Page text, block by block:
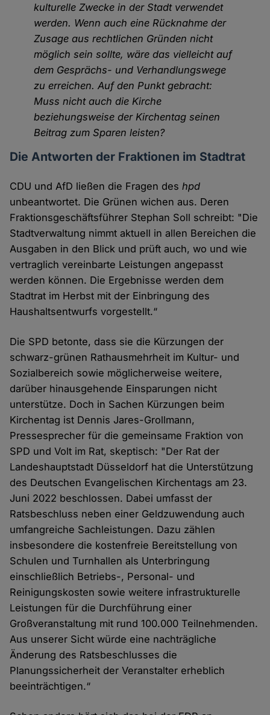
kulturelle Zwecke in der Stadt verwendet
werden. Wenn auch eine Rücknahme der
Zusage aus rechtlichen Gründen nicht
möglich sein sollte, wäre das vielleicht auf
dem Gesprächs- und Verhandlungswege
zu erreichen. Auf den Punkt gebracht:
Muss nicht auch die Kirche
beziehungsweise der Kirchentag seinen
Beitrag zum Sparen leisten?
Die Antworten der Fraktionen im Stadtrat
CDU und AfD ließen die Fragen deshpd
unbeantwortet. Die Grünen wichen aus. Deren
Fraktionsgeschäftsführer Stephan Soll schreibt: "Die
Stadtverwaltung nimmt aktuell in allen Bereichen die
Ausgaben in den Blick und prüft auch, wo und wie
vertraglich vereinbarte Leistungen angepasst
werden können. Die Ergebnisse werden dem
Stadtrat im Herbst mit der Einbringung des
Haushaltsentwurfs vorgestellt.“
Die SPD betonte, dass sie die Kürzungen der
schwarz-grünen Rathausmehrheit im Kultur- und
Sozialbereich sowie möglicherweise weitere,
darüber hinausgehende Einsparungen nicht
unterstütze. Doch in Sachen Kürzungen beim
Kirchentag ist Dennis Jares-Grollmann,
Pressesprecher für die gemeinsame Fraktion von
SPD und Volt im Rat, skeptisch: "Der Rat der
Landeshauptstadt Düsseldorf hat die Unterstützung
des Deutschen Evangelischen Kirchentags am 23.
Juni 2022 beschlossen. Dabei umfasst der
Ratsbeschluss neben einer Geldzuwendung auch
umfangreiche Sachleistungen. Dazu zählen
insbesondere die kostenfreie Bereitstellung von
Schulen und Turnhallen als Unterbringung
einschließlich Betriebs-, Personal- und
Reinigungskosten sowie weitere infrastrukturelle
Leistungen für die Durchführung einer
Großveranstaltung mit rund 100.000 Teilnehmenden.
Aus unserer Sicht würde eine nachträgliche
Änderung des Ratsbeschlusses die
Planungssicherheit der Veranstalter erheblich
beeinträchtigen.“